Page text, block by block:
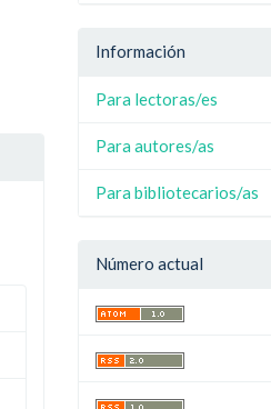
Información
Para lectoras/es
Para autores/as
Para bibliotecarios/as
Número actual